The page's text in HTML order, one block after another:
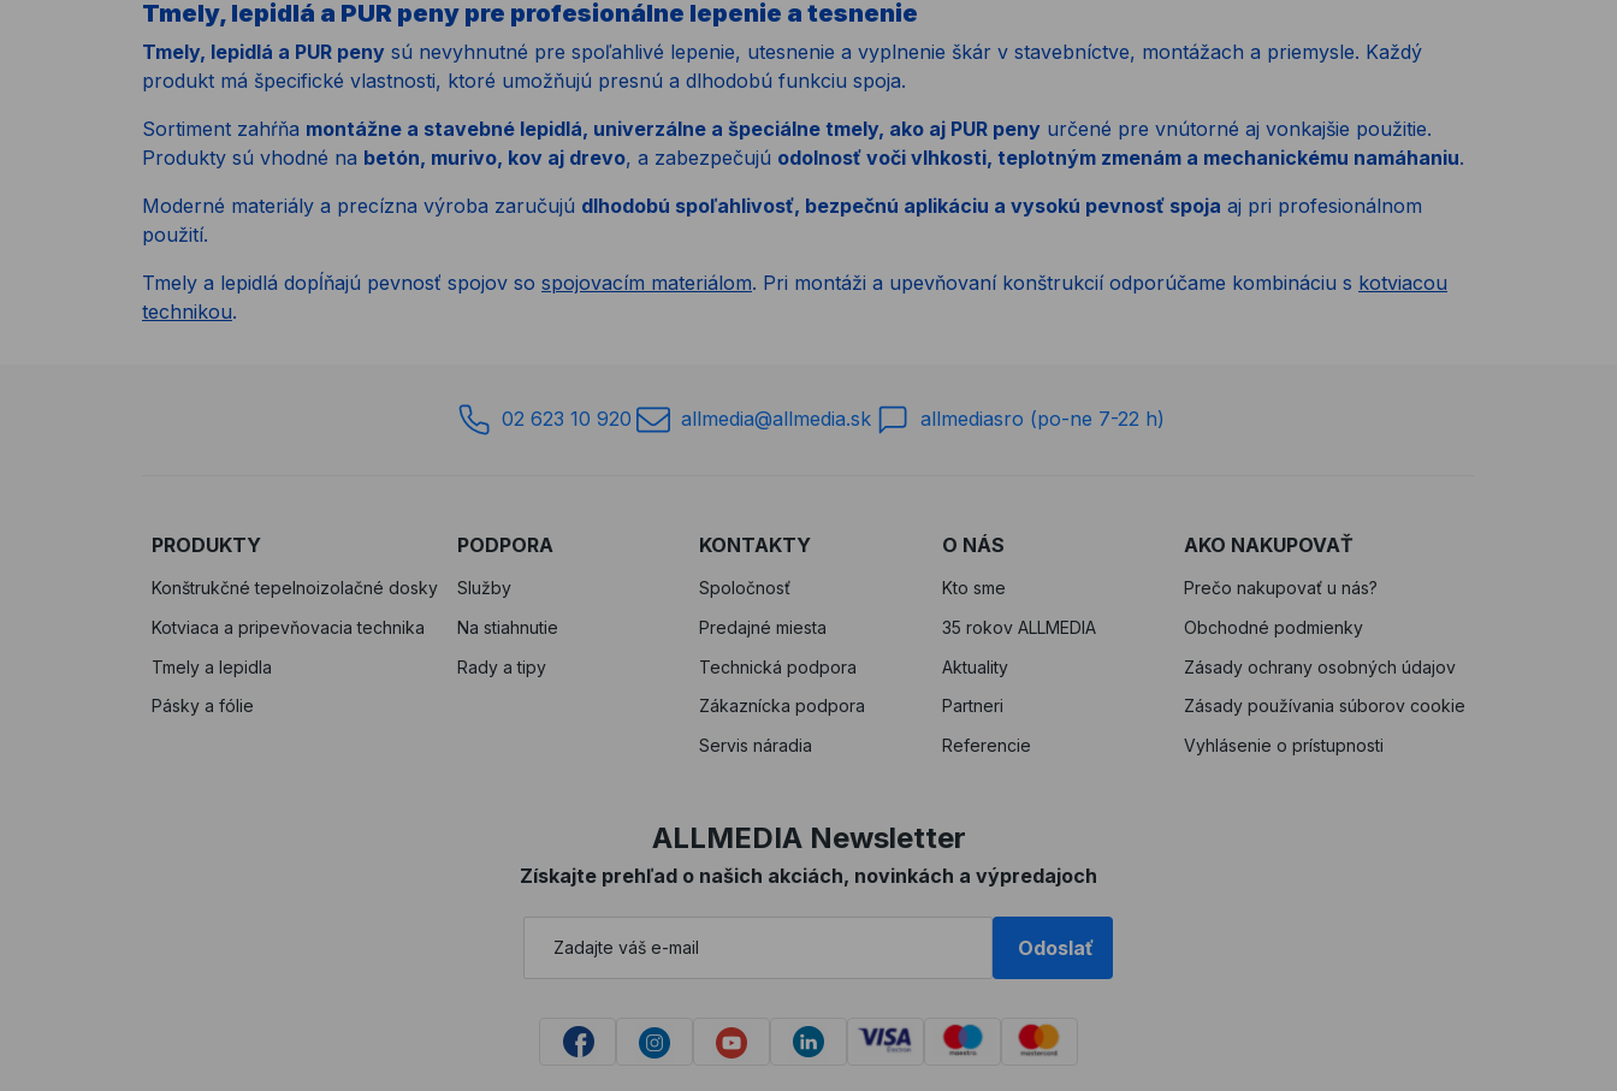
Tmely, lepidlá a PUR peny pre profesionálne lepenie a tesnenie
Tmely, lepidlá a PUR peny sú nevyhnutné pre spoľahlivé lepenie, utesnenie a vyplnenie škár v stavebníctve, montážach a priemysle. Každý
produkt má špecifické vlastnosti, ktoré umožňujú presnú a dlhodobú funkciu spoja.
Sortiment zahŕňa montážne a stavebné lepidlá, univerzálne a špeciálne tmely, ako aj PUR peny určené pre vnútorné aj vonkajšie použitie.
Produkty sú vhodné na betón, murivo, kov aj drevo, a zabezpečujú odolnosť voči vlhkosti, teplotným zmenám a mechanickému namáhaniu.
Moderné materiály a precízna výroba zaručujú dlhodobú spoľahlivosť, bezpečnú aplikáciu a vysokú pevnosť spoja aj pri profesionálnom
použití.
Tmely a lepidlá dopĺňajú pevnosť spojov so spojovacím materiálom. Pri montáži a upevňovaní konštrukcií odporúčame kombináciu s kotviacou
technikou.
02 623 10 920 allmedia@allmedia.sk allmediasro (po-ne 7-22 h)
PRODUKTY
Konštrukčné tepelnoizolačné dosky
Kotviaca a pripevňovacia technika
Tmely a lepidla
Pásky a fólie
PODPORA
Služby
Na stiahnutie
Rady a tipy
KONTAKTY
Spoločnosť
Predajné miesta
Technická podpora
Zákaznícka podpora
Servis náradia
O NÁS
Kto sme
35 rokov ALLMEDIA
Aktuality
Partneri
Referencie
AKO NAKUPOVAŤ
Prečo nakupovať u nás?
Obchodné podmienky
Zásady ochrany osobných údajov
Zásady používania súborov cookie
Vyhlásenie o prístupnosti
ALLMEDIA Newsletter
Získajte prehľad o našich akciách, novinkách a výpredajoch
Odoslať